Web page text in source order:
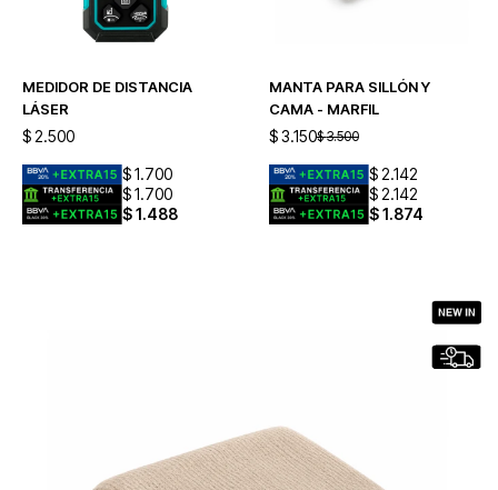
MEDIDOR DE DISTANCIA
LÁSER
$ 2.500
$1.700
$1.700
$1.488
MANTA PARA SILLÓN Y
CAMA - MARFIL
$ 3.150$ 3.500
$ 2.142
$ 2.142
$ 1.874